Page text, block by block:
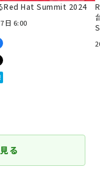
Red Hat Summit 2024
日 6:00
る